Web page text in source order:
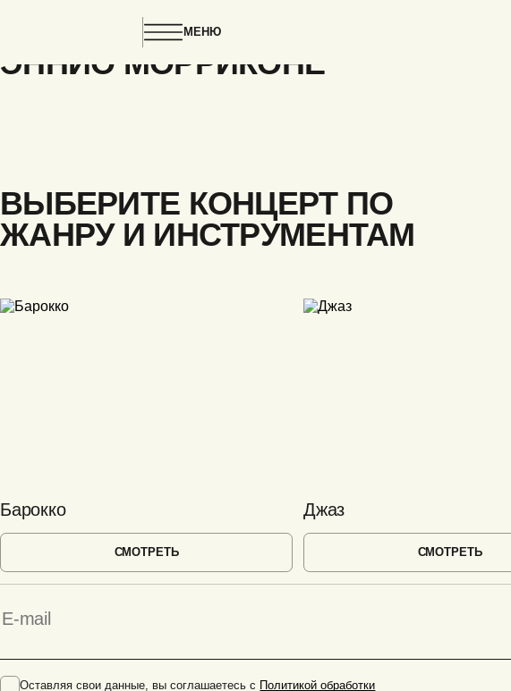
МЕНЮ
ЭННИО МОРРИКОНЕ
ВЫБЕРИТЕ КОНЦЕРТ ПО
ЖАНРУ И ИНСТРУМЕНТАМ
Барокко
СМОТРЕТЬ
Джаз
СМОТРЕТЬ
Оставляя свои данные, вы соглашаетесь с Политикой обработки